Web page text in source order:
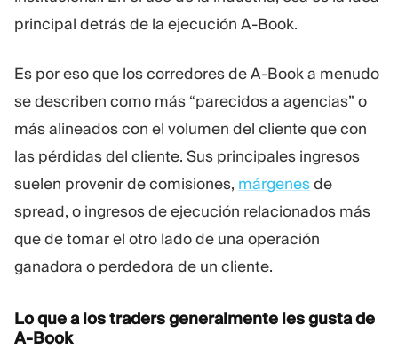
principal detrás de la ejecución A-Book.
Es por eso que los corredores de A-Book a menudo
se describen como más “parecidos a agencias” o
más alineados con el volumen del cliente que con
las pérdidas del cliente. Sus principales ingresos
suelen provenir de comisiones, márgenesde
spread, o ingresos de ejecución relacionados más
que de tomar el otro lado de una operación
ganadora o perdedora de un cliente.
Lo que a los traders generalmente les gusta de
A-Book